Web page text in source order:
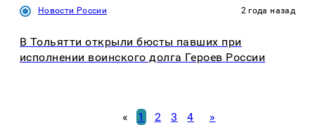
Новости России 2 года назад
В Тольятти открыли бюсты павших при
исполнении воинского долга Героев России
« 1 2 3 4 »